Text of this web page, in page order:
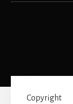
Copyright